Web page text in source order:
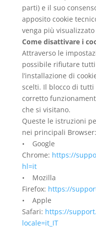
parti) e il suo
apposito cookie
venga più
Come disattivare i
Attraverso le
possibile rifiutare
l’installazione di
scelti. Il blocco di
corretto
che si visitano.
Queste le istruzioni
nei principali Browser:
• Google
Chrome: https://
hl=it
• Mozilla
Firefox: https://
• Apple
Safari: https://
locale=it_IT